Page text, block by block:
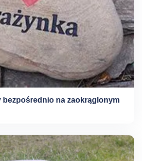
bezpośrednio na zaokrąglonym